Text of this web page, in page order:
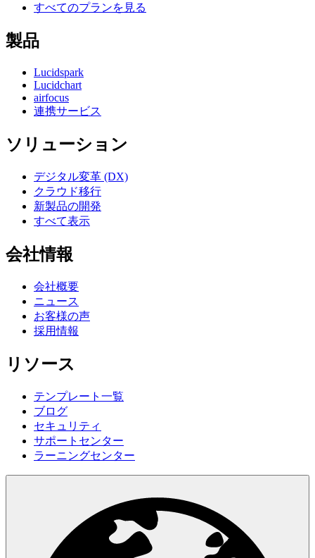
すべてのプランを見る
製品
Lucidspark
Lucidchart
airfocus
連携サービス
ソリューション
デジタル変革 (DX)
クラウド移行
新製品の開発
すべて表示
会社情報
会社概要
ニュース
お客様の声
採用情報
リソース
テンプレート一覧
ブログ
セキュリティ
サポートセンター
ラーニングセンター